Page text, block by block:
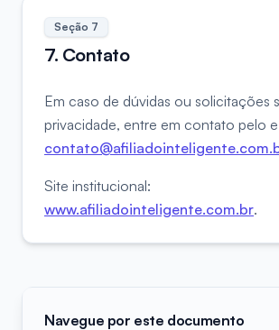
Seção 7
7. Contato
Em caso de dúvidas ou solicitações
privacidade, entre em contato pelo
Site institucional:
www.afiliadointeligente.com.br.
Navegue por este documento